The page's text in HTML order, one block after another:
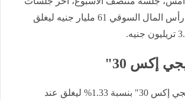
شهر يونيو، وربح رأس المال السوقي 61 مليار جنيه ليغلق
إكس 30"
وارتفع مؤشر "إيجي إكس 30" بنسبة 1.33% ليغلق عند